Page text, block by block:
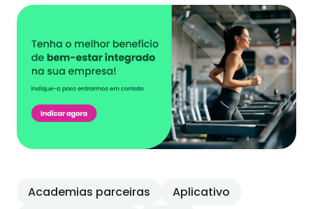
Academias parceiras
Aplicativo